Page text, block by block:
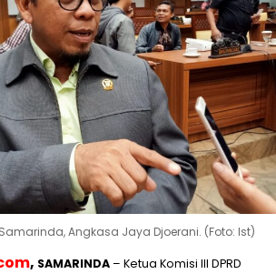
Samarinda, Angkasa Jaya Djoerani. (Foto: Ist)
, SAMARINDA – Ketua Komisi III DPRD